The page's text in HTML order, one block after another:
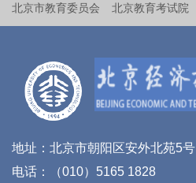
北京市教育委员会
北京教育考试院
地址：北京市朝阳区安外北苑5号
电话：（010）5165 1828